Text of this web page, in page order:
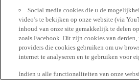
Social media cookies die u de
video’s te bekijken op onze website (via
inhoud van onze site gemakkelijk te delen
zoals Facebook. Dit zijn cookies van derden,
providers die cookies gebruiken om uw
internet te analyseren en te gebruiken voor
Indien u alle functionaliteiten van onze